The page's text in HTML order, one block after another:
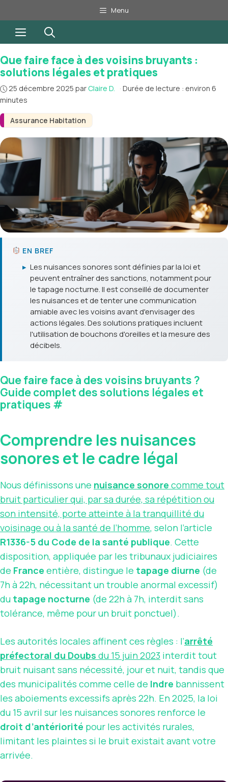
au
contenu
Menu
Menu
Assurance Habitation
Que faire face à des voisins bruyants :
solutions légales et pratiques
25 décembre 2025 par Claire D. · Durée de lecture : environ 6
minutes
EN BREF
▸ Les nuisances sonores sont définies par la loi et
peuvent entraîner des sanctions, notamment pour
le tapage nocturne. Il est conseillé de documenter
les nuisances et de tenter une communication
amiable avec les voisins avant d'envisager des
actions légales. Des solutions pratiques incluent
l'utilisation de bouchons d'oreilles et la mesure des
décibels.
Que faire face à des voisins bruyants ?
Guide complet des solutions légales et
pratiques #
Comprendre les nuisances
sonores et le cadre légal
Nous définissons une nuisance sonore comme tout
bruit particulier qui, par sa durée, sa répétition ou
son intensité, porte atteinte à la tranquillité du
voisinage ou à la santé de l’homme, selon l’article
R1336-5 du Code de la santé publique. Cette
disposition, appliquée par les tribunaux judiciaires
de France entière, distingue le tapage diurne (de
7h à 22h, nécessitant un trouble anormal excessif)
du tapage nocturne (de 22h à 7h, interdit sans
tolérance, même pour un bruit ponctuel).
Les autorités locales affinent ces règles : l’arrêté
préfectoral du Doubs du 15 juin 2023 interdit tout
bruit nuisant sans nécessité, jour et nuit, tandis que
des municipalités comme celle de Indre bannissent
les aboiements excessifs après 22h. En 2025, la loi
du 15 avril sur les nuisances sonores renforce le
droit d’antériorité pour les activités rurales,
limitant les plaintes si le bruit existait avant votre
arrivée.